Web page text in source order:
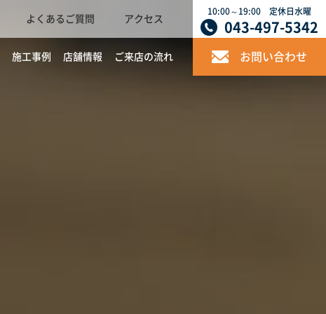
よくあるご質問 アクセス
施工事例 店舗情報 ご来店の流れ
10:00～19:00 定休日水曜
043-497-5342
お問い合わせ